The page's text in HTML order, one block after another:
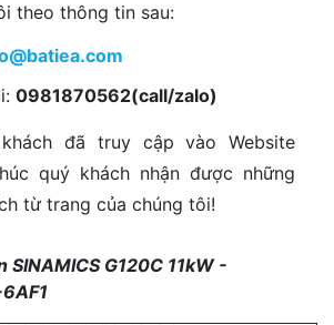
theo thông tin sau:
0981870562(call/zalo)
đã truy cập vào Website
quý khách nhận được những
từ trang của chúng tôi!
SINAMICS G120C 11kW -